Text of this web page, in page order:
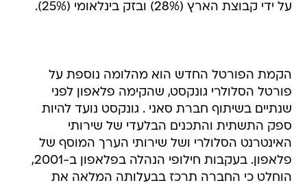
על ידי קבוצת הארץ (28%) ובזק בינלאומי (25%).
הקמת הפורטל החדש הוא מהלומה נוספת על
פורטל הסלולרי גונקסט, שהקימה פלאפון לפני
שנתיים בשיתוף חברת סאני . גונקסט נועד להיות
ספק התשתית והתכנים הבלעדי של שירותי
האינטרנט הסלולרי ושל שירותי הערך המוסף של
פלאפון. בעקבות חילופי הנהלה בפלאפון ב-2001,
הוחלט כי החברה תרכז בבעלותה המלאה את